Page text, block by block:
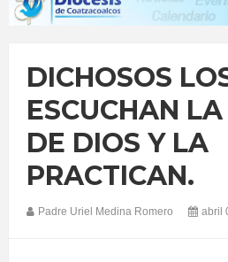
DICHOSOS
ESCUCHAN
DE DIOS Y LA
PRACTICAN.
Padre Uriel Medina Romero abril